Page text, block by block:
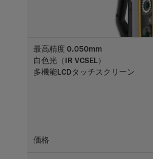
最高精度 0.050mm
白色光（IR VCSEL）
多機能LCDタッチスクリーン
価格